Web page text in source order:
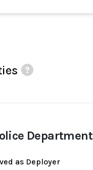
Department
as Deployer